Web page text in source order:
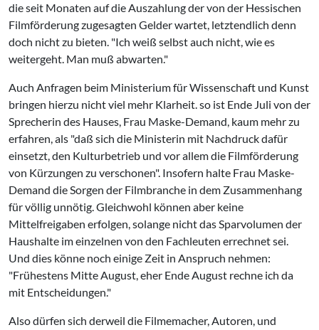
die seit Monaten auf die Auszahlung der von der Hessischen
Filmförderung zugesagten Gelder wartet, letztendlich denn
doch nicht zu bieten. "Ich weiß selbst auch nicht, wie es
weitergeht. Man muß abwarten."
Auch Anfragen beim Ministerium für Wissenschaft und Kunst
bringen hierzu nicht viel mehr Klarheit. so ist Ende Juli von der
Sprecherin des Hauses, Frau Maske-Demand, kaum mehr zu
erfahren, als "daß sich die Ministerin mit Nachdruck dafür
einsetzt, den Kulturbetrieb und vor allem die Filmförderung
von Kürzungen zu verschonen". Insofern halte Frau Maske-
Demand die Sorgen der Filmbranche in dem Zusammenhang
für völlig unnötig. Gleichwohl können aber keine
Mittelfreigaben erfolgen, solange nicht das Sparvolumen der
Haushalte im einzelnen von den Fachleuten errechnet sei.
Und dies könne noch einige Zeit in Anspruch nehmen:
"Frühestens Mitte August, eher Ende August rechne ich da
mit Entscheidungen."
Also dürfen sich derweil die Filmemacher, Autoren, und